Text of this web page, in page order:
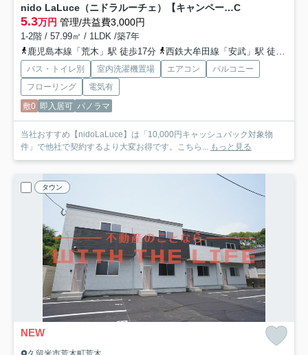
nido LaLuce（ニドラルーチェ）【キャンペーン対象物件】C
5.3万円 管理/共益費3,000円
1-2階 / 57.99㎡ / 1LDK /築7年
鹿児島本線「荒木」駅 徒歩17分
西鉄大牟田線「安武」駅 徒歩40分
バス・トイレ別 室内洗濯機置場 エアコン
バルコニー
フローリング
電気有
敷0 即入居可 パノラマ
当社おすすめ【nidoLaLuce】は「10,000円キャッシュバック対象物
件」で他社で契約するより大変お得です。こちら... もっと見る
タウン
NEW